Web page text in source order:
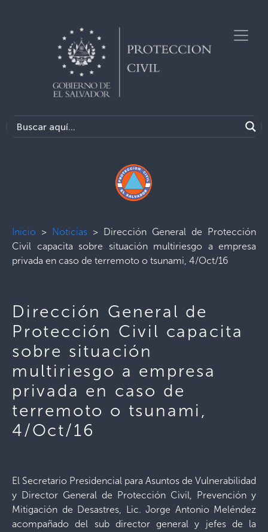
Inicio > Noticias > Dirección General de Protección
Civil capacita sobre situación multiriesgo a empresa
privada en caso de terremoto o tsunami, 4/Oct/16
Dirección General de
Protección Civil capacita
sobre situación
multiriesgo a empresa
privada en caso de
terremoto o tsunami,
4/Oct/16
El Secretario Presidencial para Asuntos de Vulnerabilidad
y Director General de Protección Civil, Prevención y
Mitigación de Desastres, Lic. Jorge Antonio Meléndez
acompañado del sub director general y jefes de la